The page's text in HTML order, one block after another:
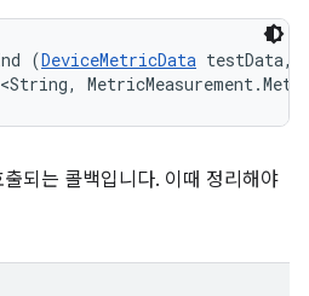
(DeviceMetricData testData,
되는 콜백입니다. 이때 정리해야